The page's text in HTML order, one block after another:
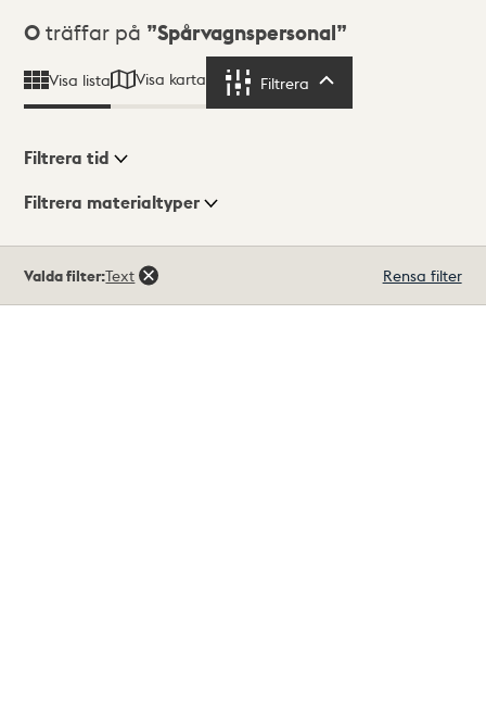
Sökresultat
0 träffar på Spårvagnspersonal
Visa lista Visa karta Filtrera
Visningsläge
Filtrera tid
Filtrera materialtyper
träffar
Valda filter:Text Rensa filter